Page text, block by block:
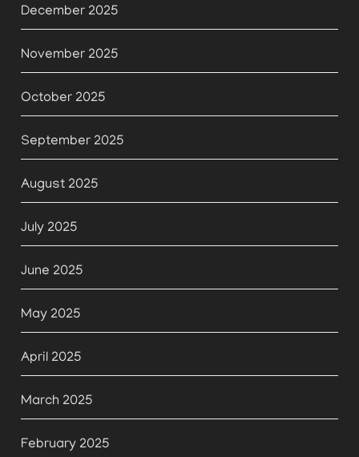
December 2025
November 2025
October 2025
September 2025
August 2025
July 2025
June 2025
May 2025
April 2025
March 2025
February 2025